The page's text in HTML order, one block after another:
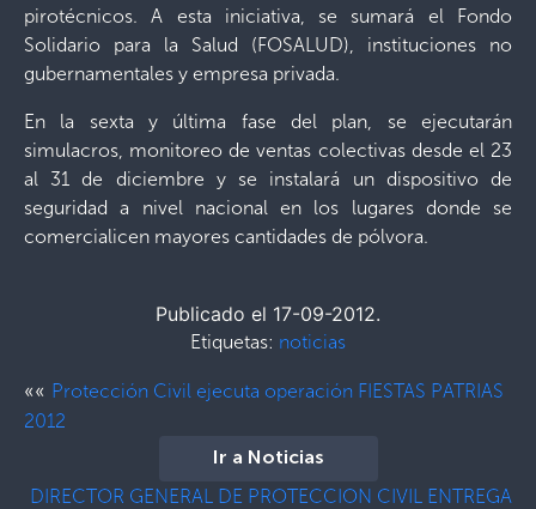
pirotécnicos. A esta iniciativa, se sumará el Fondo
Solidario para la Salud (FOSALUD), instituciones no
gubernamentales y empresa privada.
En la sexta y última fase del plan, se ejecutarán
simulacros, monitoreo de ventas colectivas desde el 23
al 31 de diciembre y se instalará un dispositivo de
seguridad a nivel nacional en los lugares donde se
comercialicen mayores cantidades de pólvora.
Publicado el 17-09-2012.
Etiquetas: noticias
«« Protección Civil ejecuta operación FIESTAS PATRIAS
2012
Ir a Noticias
DIRECTOR GENERAL DE PROTECCION CIVIL ENTREGA